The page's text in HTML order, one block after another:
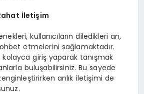
İletişim
kullanıcıların diledikleri an,
etmelerini sağlamaktadır.
giriş yaparak tanışmak
buluşabilirsiniz. Bu sayede
anlık iletişimi de